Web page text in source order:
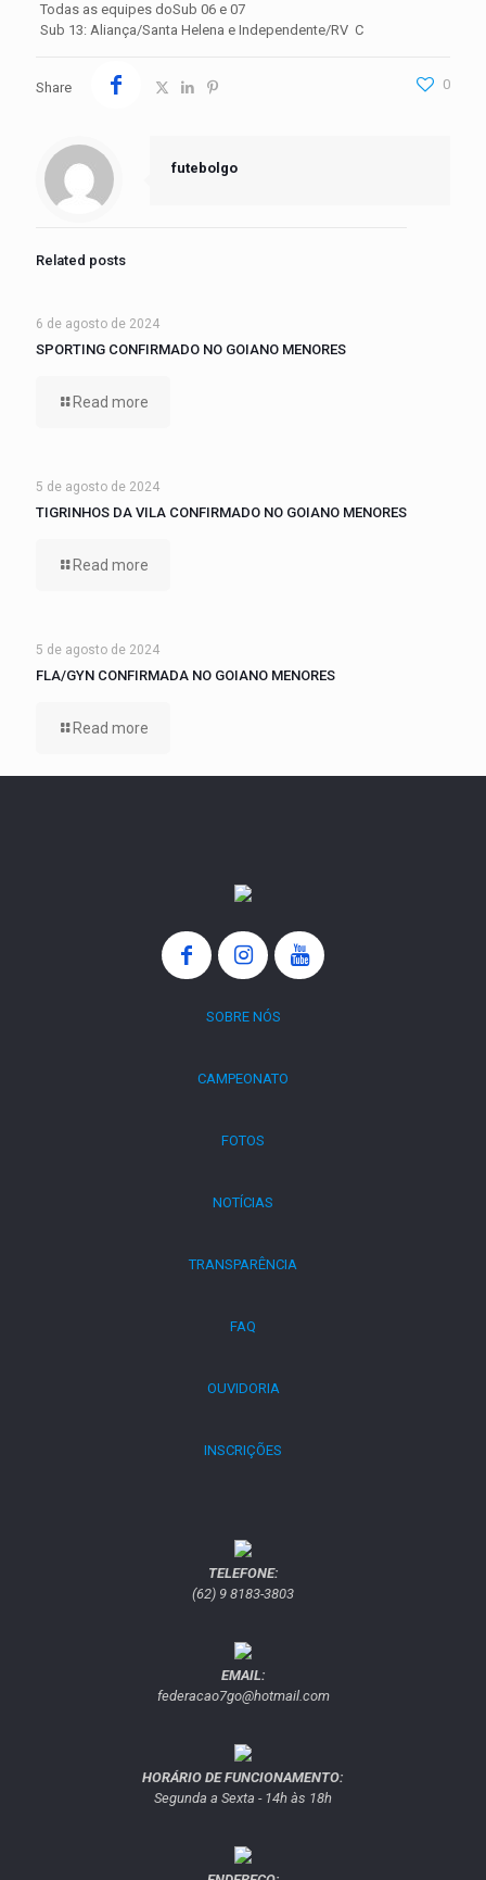
Todas as equipes doSub 06 e 07
Sub 13: Aliança/Santa Helena e Independente/RV C
Share 0
futebolgo
Related posts
6 de agosto de 2024
SPORTING CONFIRMADO NO GOIANO MENORES
Read more
5 de agosto de 2024
TIGRINHOS DA VILA CONFIRMADO NO GOIANO MENORES
Read more
5 de agosto de 2024
FLA/GYN CONFIRMADA NO GOIANO MENORES
Read more
SOBRE NÓS
CAMPEONATO
FOTOS
NOTÍCIAS
TRANSPARÊNCIA
FAQ
OUVIDORIA
INSCRIÇÕES
TELEFONE:
(62) 9 8183-3803
EMAIL:
federacao7go@hotmail.com
HORÁRIO DE FUNCIONAMENTO:
Segunda a Sexta - 14h às 18h